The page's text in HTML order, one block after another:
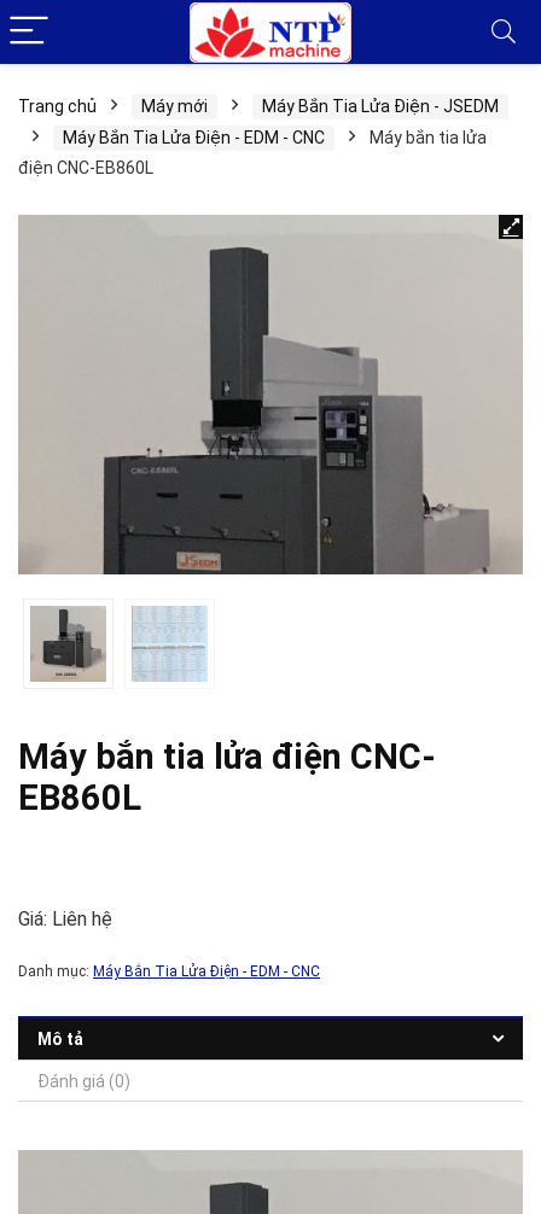
Trang chủ Máy mới
Máy Bắn Tia Lửa Điện - JSEDM
Máy Bắn Tia Lửa Điện - EDM - CNC
Máy bắn tia lửa
điện CNC-EB860L
Máy bắn tia lửa điện CNC-
EB860L
Giá: Liên hệ
Danh mục: Máy Bắn Tia Lửa Điện - EDM - CNC
Mô tả
Đánh giá (0)